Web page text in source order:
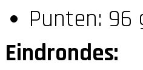
Punten: 96
Eindrondes: